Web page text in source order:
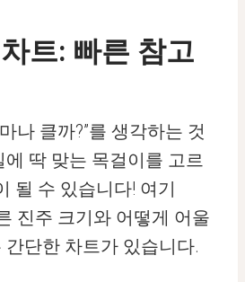
트: 빠른 참고
나 클까?”를 생각하는 것
딱 맞는 목걸이를 고르
될 수 있습니다! 여기
진주 크기와 어떻게 어울
단한 차트가 있습니다.